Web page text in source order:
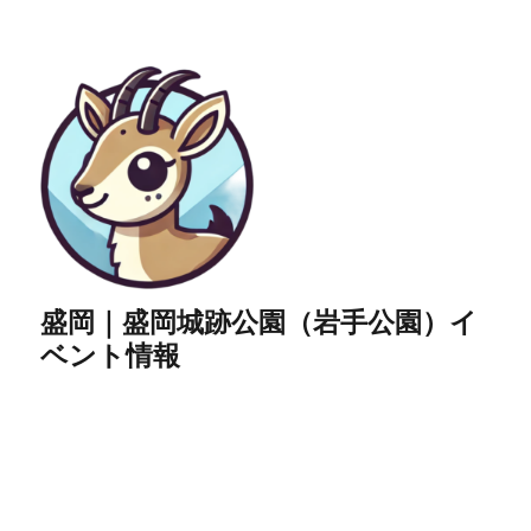
盛岡｜盛岡城跡公園（岩手公園）イ
ベント情報